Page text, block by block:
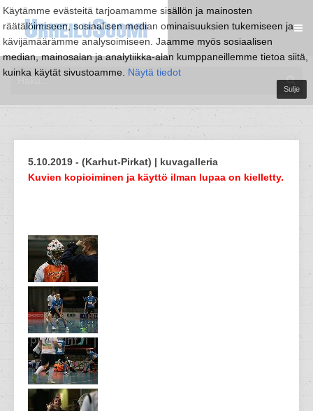
Käytämme evästeitä tarjoamamme sisällön ja mainosten
räätälöimiseen, sosiaalisen median ominaisuuksien tukemiseen ja
kävijämäärämme analysoimiseen. Jaamme myös sosiaalisen
median, mainosalan ja analytiikka-alan kumppaneillemme tietoa siitä,
kuinka käytät sivustoamme. Näytä tiedot
Sulje
5.10.2019 - (Karhut-Pirkat) | kuvagalleria
Kuvien kopioiminen ja käyttö ilman lupaa on kielletty.